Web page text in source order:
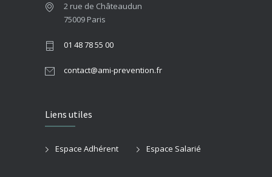
2 rue de Châteaudun
75009 Paris
01 48 78 55 00
contact@ami-prevention.fr
Liens utiles
Espace Adhérent Espace Salarié